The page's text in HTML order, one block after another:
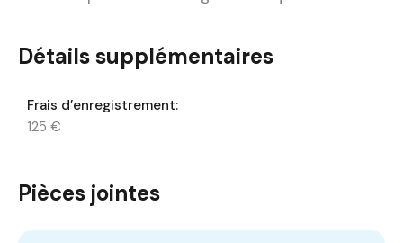
Détails supplémentaires
Frais d’enregistrement:
125 €
Pièces jointes